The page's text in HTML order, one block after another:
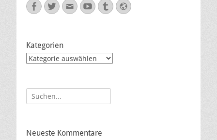
Facebook
Twitter
E-
Mail
YouTube
TumblrWebsite
Kategorien
Kategorien
Suche
nach:
Neueste Kommentare